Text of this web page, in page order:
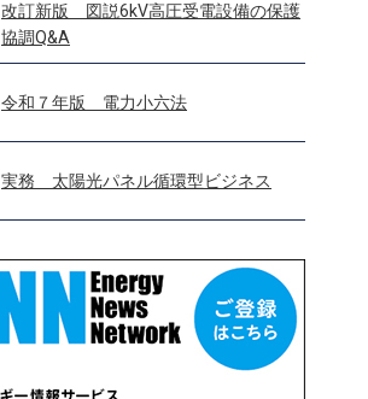
改訂新版 図説6kV高圧受電設備の保護
協調Q&A
令和７年版 電力小六法
実務 太陽光パネル循環型ビジネス